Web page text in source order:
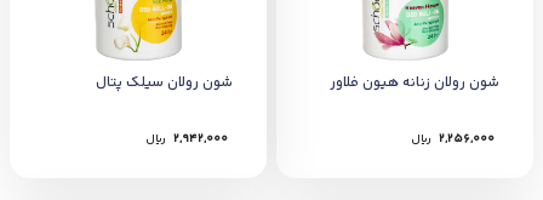
شون رولان زنانه هيون فلاور
2,256,000 ﷼
شون رولان سيلک پتال
2,942,000 ﷼